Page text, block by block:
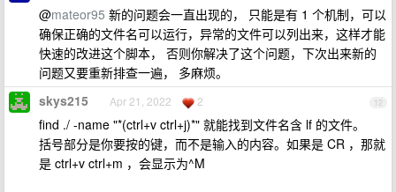
@mateor95 新的问题会一直出现的， 只能是有 1 个机制，可以
确保正确的文件名可以运行，异常的文件可以列出来，这样才能
快速的改进这个脚本， 否则你解决了这个问题，下次出来新的
问题又要重新排查一遍， 多麻烦。
12
skys215 Apr 21, 2022 2
find ./ -name "*(ctrl+v ctrl+j)*" 就能找到文件名含 lf 的文件。
括号部分是你要按的键，而不是输入的内容。如果是 CR ，那就
是 ctrl+v ctrl+m ，会显示为^M